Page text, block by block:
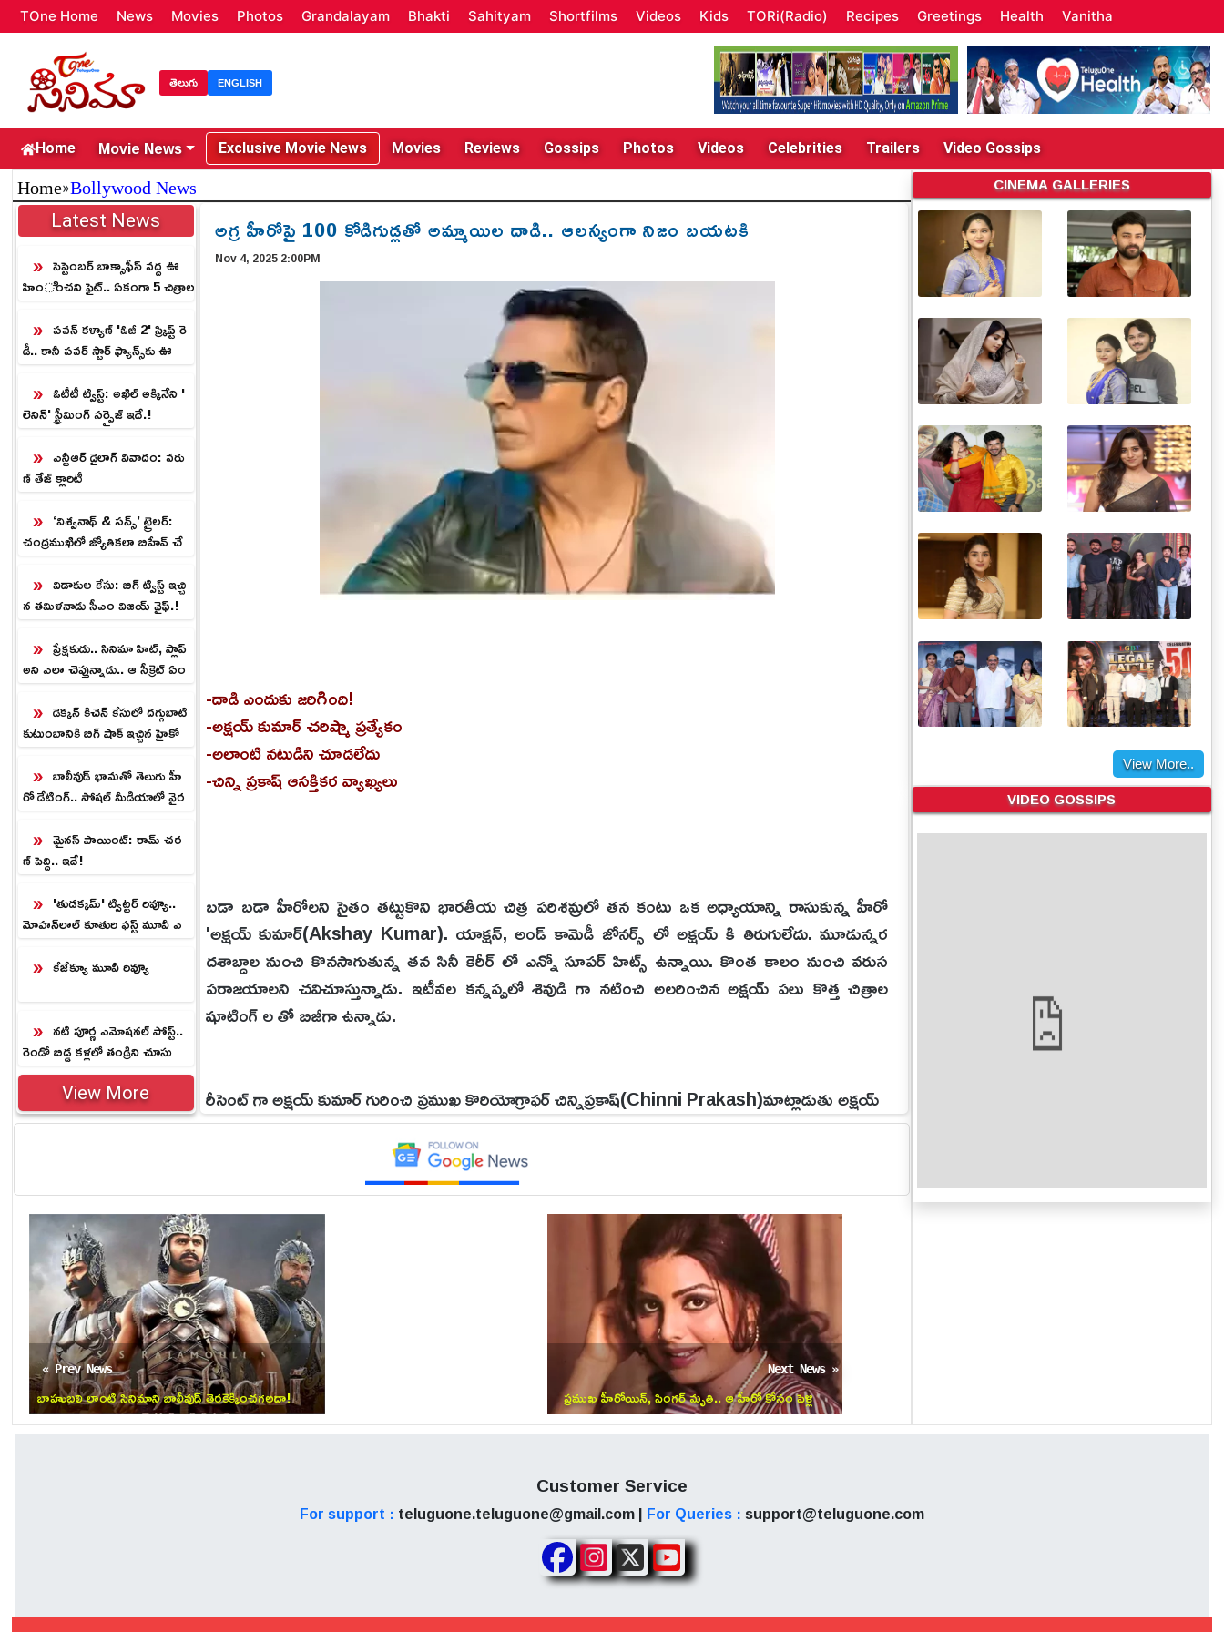
TOne Home News Movies Photos Grandalayam Bhakti Sahityam Shortfilms Videos Kids TORi(Radio) Recipes Greetings Health Vanitha
తెలుగు ENGLISH
Home Movie News Exclusive Movie News Movies Reviews Gossips Photos Videos Celebrities Trailers Video Gossips
Home»Bollywood News
Latest News
సెప్టెంబర్ బాక్సాఫీస్ వద్ద ఊ
హించని ఫైట్.. ఏకంగా 5 చిత్రాల
పవన్ కళ్యాణ్ 'ఓజీ 2' స్క్రిప్ట్ రె
డీ.. కానీ పవర్ స్టార్ ఫ్యాన్స్‌కు ఊ
ఓటీటీ ట్విస్ట్: అఖిల్ అక్కినేని '
లెనిన్' స్ట్రీమింగ్ సర్ప్రైజ్ ఇదే.!
ఎన్టీఆర్ డైలాగ్ వివాదం: వరు
ణ్ తేజ్ క్లారిటీ
‘విశ్వనాథ్ & సన్స్’ ట్రైలర్:
చంద్రముఖిలో జ్యోతికలా బిహేవ్ చే
విడాకుల కేసు: బిగ్ ట్విస్ట్ ఇచ్చి
న తమిళనాడు సీఎం విజయ్ వైఫ్.!
ప్రేక్షకుడు.. సినిమా హిట్, ప్లాప్
అని ఎలా చెప్తున్నాడు.. ఆ సీక్రెట్ ఏం
డెక్కన్ కిచెన్ కేసులో దగ్గుబాటి
కుటుంబానికి బిగ్ షాక్ ఇచ్చిన హైకో
బాలీవుడ్ భామతో తెలుగు హీ
రో డేటింగ్.. సోష‌ల్ మీడియాలో వైర‌
మైనస్ పాయింట్: రామ్ చర
ణ్ పెద్ది.. ఇదే!
'తుడక్కమ్' ట్విట్టర్ రివ్యూ..
మోహన్‌లాల్ కూతురి ఫస్ట్ మూవీ ఎ
కేజేక్యూ మూవీ రివ్యూ
నటి పూర్ణ ఎమోషనల్ పోస్ట్..
రెండో బిడ్డ కళ్లలో తండ్రిని చూసు
కుంటూ భావోద్వేగం.!
View More
అగ్ర హీరోపై 100 కోడిగుడ్లతో అమ్మాయిల దాడి.. ఆలస్యంగా నిజం బయటకి
Nov 4, 2025 2:00PM
-దాడి ఎందుకు జరిగింది!
-అక్షయ్ కుమార్ చరిష్మా ప్రత్యేకం
-అలాంటి నటుడిని చూడలేదు
-చిన్ని ప్రకాష్ ఆసక్తికర వ్యాఖ్యలు
బడా బడా హీరోలని సైతం తట్టుకొని భారతీయ చిత్ర పరిశమ్రలో తన కంటు ఒక అధ్యాయాన్ని రాసుకున్న హీరో
'అక్షయ్ కుమార్(Akshay Kumar). యాక్షన్, అండ్ కామెడీ జోనర్స్ లో అక్షయ్ కి తిరుగులేదు. మూడున్నర
దశాబ్దాల నుంచి కొనసాగుతున్న తన సినీ కెరీర్ లో ఎన్నో సూపర్ హిట్స్ ఉన్నాయి. కొంత కాలం నుంచి వరుస
పరాజయాలని చవిచూస్తున్నాడు. ఇటీవల కన్నప్పలో శివుడి గా నటించి అలరించిన అక్షయ్ పలు కొత్త చిత్రాల
షూటింగ్ ల తో బిజీగా ఉన్నాడు.
రీసెంట్ గా అక్షయ్ కుమార్ గురించి ప్రముఖ కొరియోగ్రాఫర్ చిన్నిప్రకాష్(Chinni Prakash)మాట్లాడుతు అక్షయ్
కుమార్ చాలా అంకిత భావం గల నటుడు. తన క్యారక్టర్ బాగా రావడం కోసం వంద శాతం కష్టపడతాడు. నేను
అక్షయ్ తో కలిసి సుమారు 50 చిత్రాల వరకు పని చేసాను. వాటిల్లో ఖిలాడి చిత్రం కూడా ఒకటి. ఈ చిత్రంలోని ఒక
సాంగ్ కోసం అక్షయ్ అమ్మాయిల చేత 100 కోడిగుడ్లని తన శరీరంపై వేయించుకున్నాడు.చుట్టూ ఉన్న అమ్మాయిలు
కొంచం దూరం నుంచే కోడిగుడ్లని విసిరేస్తారు. ఆ సమయంలో నొప్పి కలిగినా ఒక్క మాట కూడా మాట్లాడలేదు. ఆ
తర్వాత దుర్వాసనని పోగొట్టుకోవడానికి చాలా కష్టపడ్డాడు. అంతటి అకింత భావం గల హీరోని నేను చూడలేదని
చిన్నిప్రకాష్ చెప్పుకొచ్చాడు.
Also read:ఏం వండుతున్నారయ్యా!.. చికిరి చికిరి చరణ్
అందుకుంది. ఖుద్ కో క్యా సంజిత్ హై అనే సాంగ్ లో అక్షయ్ కుమార్ ని హీరోయిన్ అయేషా జుల్కా తో పాటు ఇంకో
పది మంది అమ్మాయిలు కోడిగుడ్లతో కొడతారు. అబ్బాస్ మస్తాన్(Abbas Mustan)దర్శకత్వంలో ప్రేక్షకుల
« Prev News
బాహుబలి లాంటి సినిమాని బాలీవుడ్ తెరకెక్కించగలదా!
Next News »
ప్రముఖ హీరోయిన్‌, సింగర్‌ మృతి.. ఆ హీరో కోసం పెళ్లి
చేసుకోకుండా ఉండిపోయింది!
CINEMA GALLERIES
View More..
VIDEO GOSSIPS
Customer Service
For support : teluguone.teluguone@gmail.com | For Queries : support@teluguone.com